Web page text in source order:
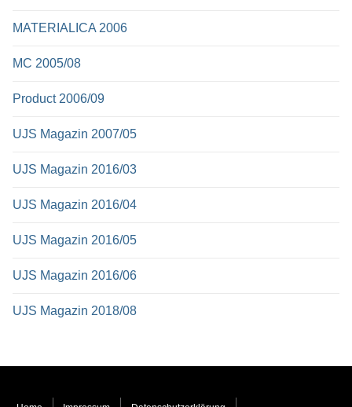
MATERIALICA 2006
MC 2005/08
Product 2006/09
UJS Magazin 2007/05
UJS Magazin 2016/03
UJS Magazin 2016/04
UJS Magazin 2016/05
UJS Magazin 2016/06
UJS Magazin 2018/08